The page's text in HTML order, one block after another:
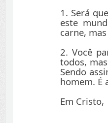
1. Será
este
carne,
2. Você
todos,
Sendo
homem. É
Em Cristo,